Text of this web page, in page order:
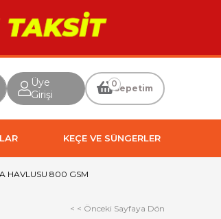
Üye
Girişi
Sepetim
0
KEÇE VE SÜNGERLER
HAVLUSU 800 GSM
< < Önceki Sayfaya Dön